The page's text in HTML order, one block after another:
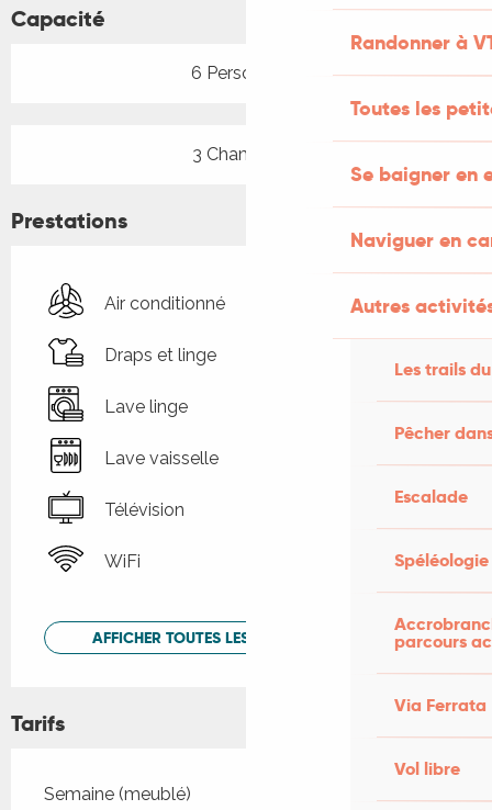
Randonner à
Toutes les
Se baigner en
Naviguer en
Autres
Les trails
Pêcher
Escalade
Spéléologie
parcours
Via Ferrata
Vol libre
Capacité
6 Personne(s)
3 Chambre(s)
Prestations
Air conditionné
Draps et linge
Lave linge
Lave vaisselle
Télévision
WiFi
AFFICHER TOUTES LES PRESTATIONS
Tarifs
Tarifs 2026
Semaine (meublé)